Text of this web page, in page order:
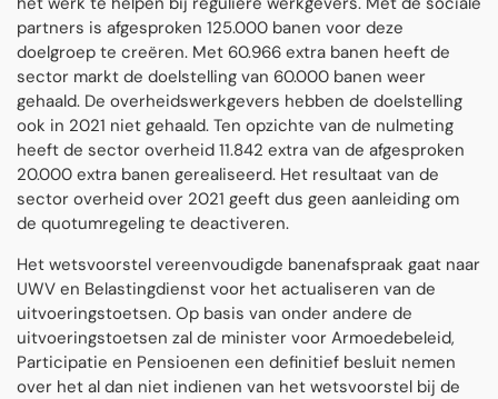
partners is afgesproken 125.000 banen voor deze
doelgroep te creëren. Met 60.966 extra banen heeft de
sector markt de doelstelling van 60.000 banen weer
gehaald. De overheidswerkgevers hebben de doelstelling
ook in 2021 niet gehaald. Ten opzichte van de nulmeting
heeft de sector overheid 11.842 extra van de afgesproken
20.000 extra banen gerealiseerd. Het resultaat van de
sector overheid over 2021 geeft dus geen aanleiding om
de quotumregeling te deactiveren.
Het wetsvoorstel vereenvoudigde banenafspraak gaat naar
UWV en Belastingdienst voor het actualiseren van de
uitvoeringstoetsen. Op basis van onder andere de
uitvoeringstoetsen zal de minister voor Armoedebeleid,
Participatie en Pensioenen een definitief besluit nemen
over het al dan niet indienen van het wetsvoorstel bij de